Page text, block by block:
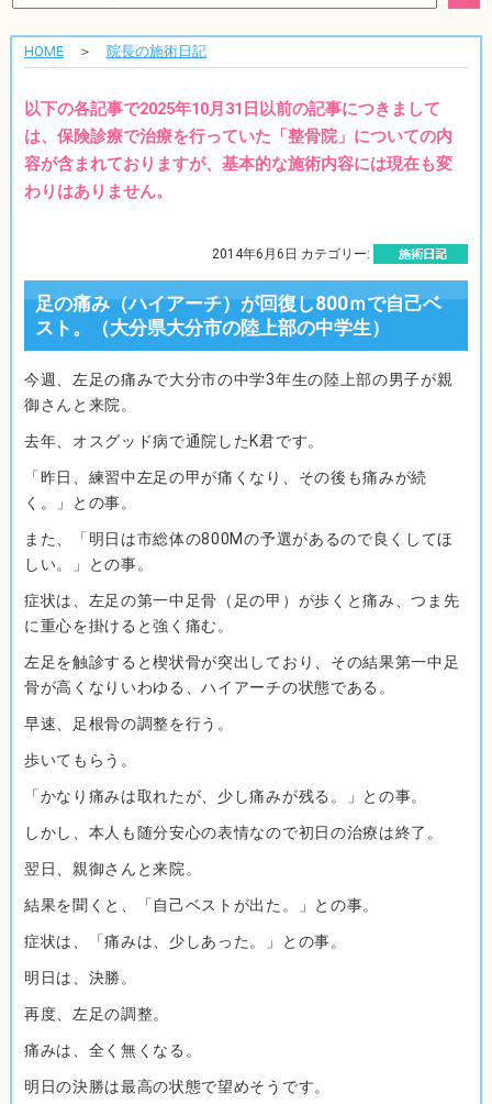
HOME＞ 院長の施術日記
以下の各記事で2025年10月31日以前の記事につきまして
は、保険診療で治療を行っていた「整骨院」についての内
容が含まれておりますが、基本的な施術内容には現在も変
わりはありません。
2014年6月6日 カテゴリー:
足の痛み（ハイアーチ）が回復し800ｍで自己ベ
スト。（大分県大分市の陸上部の中学生）
今週、左足の痛みで大分市の中学3年生の陸上部の男子が親
御さんと来院。
去年、オスグッド病で通院したK君です。
「昨日、練習中左足の甲が痛くなり、その後も痛みが続
く。」との事。
また、「明日は市総体の800Mの予選があるので良くしてほ
しい。」との事。
症状は、左足の第一中足骨（足の甲）が歩くと痛み、つま先
に重心を掛けると強く痛む。
左足を触診すると楔状骨が突出しており、その結果第一中足
骨が高くなりいわゆる、ハイアーチの状態である。
早速、足根骨の調整を行う。
歩いてもらう。
「かなり痛みは取れたが、少し痛みが残る。」との事。
しかし、本人も随分安心の表情なので初日の治療は終了。
翌日、親御さんと来院。
結果を聞くと、「自己ベストが出た。」との事。
症状は、「痛みは、少しあった。」との事。
明日は、決勝。
再度、左足の調整。
痛みは、全く無くなる。
明日の決勝は最高の状態で望めそうです。